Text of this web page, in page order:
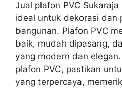
Jual plafon PVC
ideal untuk dekorasi dan
bangunan. Plafon PVC
baik, mudah dipasang,
yang modern dan
plafon PVC, pastikan
yang terpercaya,